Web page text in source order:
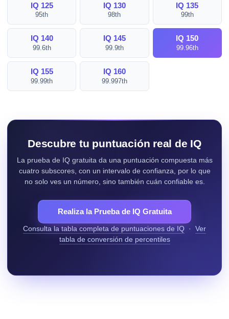
IQ 125
95th
IQ 130
98th
IQ 135
99th
IQ 140
99.6th
IQ 145
99.9th
IQ 150
99.96th
IQ 155
99.99th
IQ 160
99.997th
Descubre tu puntuación real de IQ
La prueba de IQ gratuita da una puntuación compuesta más
cuatro subscores, con un intervalo de confianza, por lo que
no solo ves un número, sino también cuán confiable es.
Realiza la Prueba de IQ Gratuita
Consulta la tabla completa de puntuaciones de IQ · Ver
tabla de conversión de percentiles